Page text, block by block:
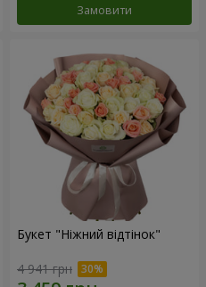
Замовити
Букет "Ніжний відтінок"
4 941 грн